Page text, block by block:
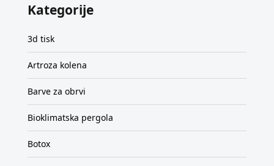
Kategorije
3d tisk
Artroza kolena
Barve za obrvi
Bioklimatska pergola
Botox